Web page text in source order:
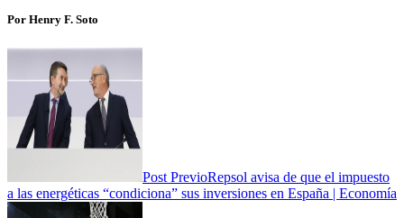
Por Henry F. Soto
Post PrevioRepsol avisa de que el impuesto
a las energéticas “condiciona” sus inversiones en España | Economía